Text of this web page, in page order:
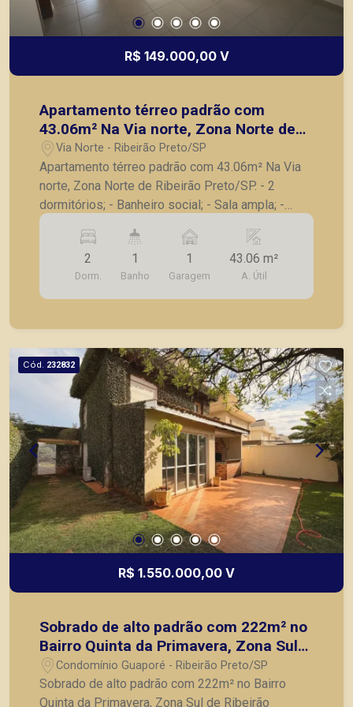
R$ 149.000,00 V
Apartamento térreo padrão com
43.06m² Na Via norte, Zona Norte de
Ribeirão Preto/SP.
Via Norte - Ribeirão Preto/SP
Apartamento térreo padrão com 43.06m² Na Via
norte, Zona Norte de Ribeirão Preto/SP. - 2
dormitórios; - Banheiro social; - Sala ampla; -
Cozinha; - Área de serviço; - 1 vaga de garagem.
Seja para vender, alugar ou adquirir seu imóvel
entre em contato com a Piramid Imóveis, a sua
imobiliária em Ribeirão Preto.
2
Dorm.
1
Banho
1
Garagem
43.06 m²
A. Útil
Cód. 232832
R$ 1.550.000,00 V
Sobrado de alto padrão com 222m² no
Bairro Quinta da Primavera, Zona Sul
de Ribeirão Preto/SP:
Condomínio Guaporé - Ribeirão Preto/SP
Sobrado de alto padrão com 222m² no Bairro
Quinta da Primavera, Zona Sul de Ribeirão